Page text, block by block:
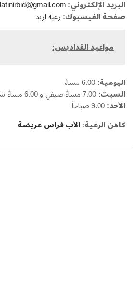
البريد الإلكتروني:latinirbid@gmail.com
صفحة الفيسبوك:رعية اربد
مواعيد القداديس:
اليومية:
السبت:7.00 مساءً صيفي و 6.00 مساءً شتوي
الأحد:
كاهن الرعية:الأب فراس عريضة